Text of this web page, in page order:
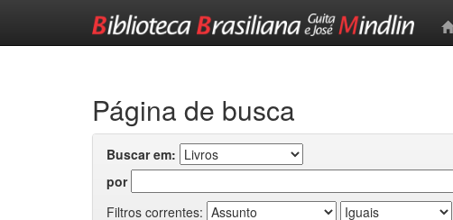
Página de busca
Buscar em:
por
Filtros correntes: